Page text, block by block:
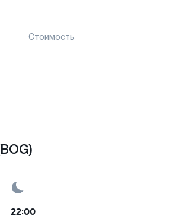
Стоимость
22:00